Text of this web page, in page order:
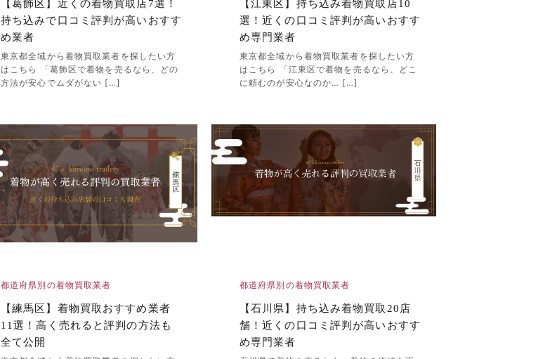
【葛飾区】近くの着物買取店7選！
持ち込みで口コミ評判が高いおすす
め業者
東京都全域から着物買取業者を探したい方
はこちら 「葛飾区で着物を売るなら、どの
方法が安心でムダがない […]
【江東区】持ち込み着物買取店10
選！近くの口コミ評判が高いおすす
め専門業者
東京都全域から着物買取業者を探したい方
はこちら 「江東区で着物を売るなら、どこ
に頼むのが安心なのか… […]
都道府県別の着物買取業者
【練馬区】着物買取おすすめ業者
11選！高く売れると評判の方法も
全て公開
都道府県別の着物買取業者
【石川県】持ち込み着物買取20店
舗！近くの口コミ評判が高いおすす
め専門業者